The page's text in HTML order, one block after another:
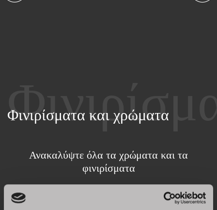
Φινιρίσματα και χρώματα
Ανακαλύψτε όλα τα χρώματα και τα
φινιρίσματα